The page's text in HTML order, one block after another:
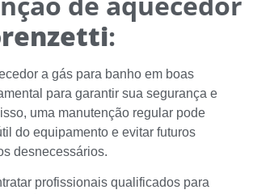
:
a gás para banho em boas
para garantir sua segurança e
uma manutenção regular pode
do equipamento e evitar futuros
desnecessários.
profissionais qualificados para